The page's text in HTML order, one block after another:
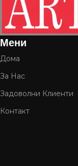
Мени
Дома
За Нас
Задоволни Клиенти
Контакт